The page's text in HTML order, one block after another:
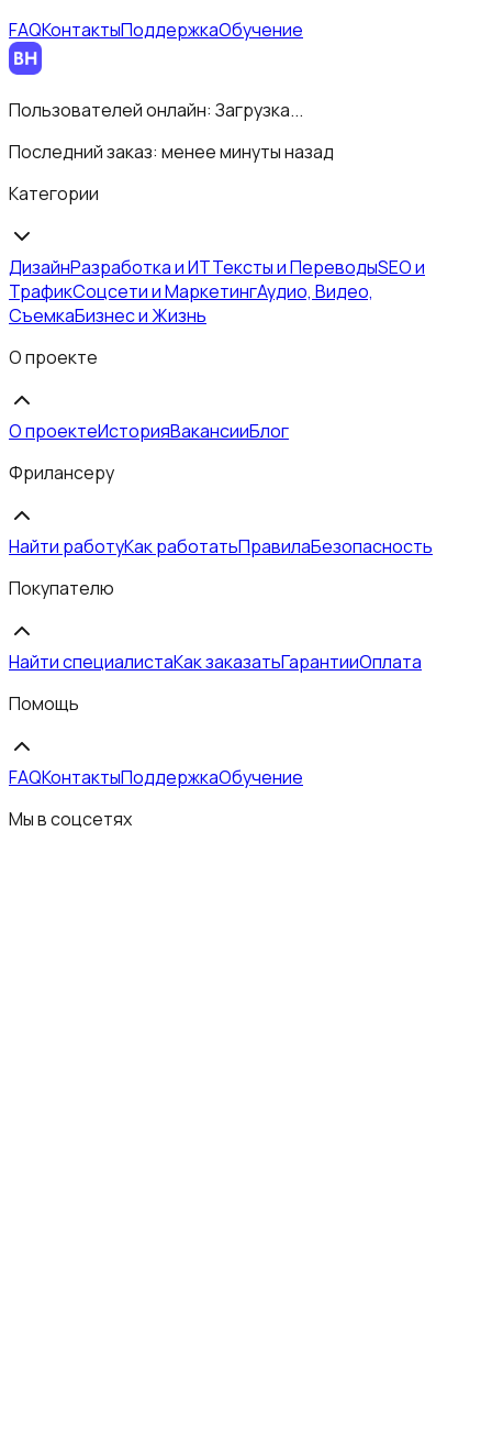
FAQКонтактыПоддержкаОбучение
Пользователей онлайн: Загрузка...
Последний заказ: менее минуты назад
Категории
ДизайнРазработка и ИТТексты и ПереводыSEO и
ТрафикСоцсети и МаркетингАудио, Видео,
СъемкаБизнес и Жизнь
О проекте
О проектеИсторияВакансииБлог
Фрилансеру
Найти работуКак работатьПравилаБезопасность
Покупателю
Найти специалистаКак заказатьГарантииОплата
Помощь
FAQКонтактыПоддержкаОбучение
Мы в соцсетях